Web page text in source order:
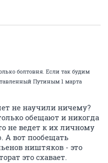
болтовня. Если так будим
Путиным 1 марта
не научили ничему?
обещают и никогда
не ведет к их личному
А вот пообещать
ништяков - это
это схавает.